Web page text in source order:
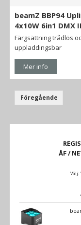
beamZ BBP94
4x10W 6in1 DMX
Färgsättning trådlös
uppladdingsbar
Mer info
Föregående
ÅF /
Välj: